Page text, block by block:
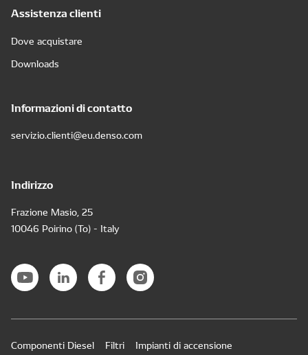
Assistenza clienti
Dove acquistare
Downloads
Informazioni di contatto
servizio.clienti@eu.denso.com
Indirizzo
Frazione Masio, 25
10046 Poirino (To) - Italy
Componenti Diesel Filtri Impianti di accensione